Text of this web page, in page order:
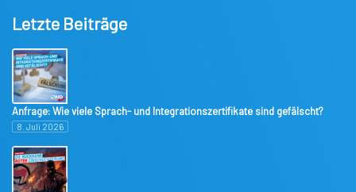
Letzte Beiträge
Anfrage: Wie viele Sprach- und Integrationszertifikate sind gefälscht?
8. Juli 2026